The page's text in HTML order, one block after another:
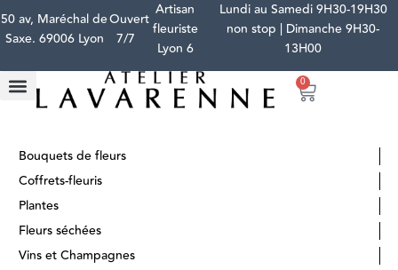
50 av, Maréchal de
Saxe. 69006 Lyon
Ouvert
7/7
Artisan
fleuriste
Lyon 6
Lundi au Samedi 9H30-19H30
non stop | Dimanche 9H30-
13H00
0
Bouquets de fleurs
Coffrets-fleuris
Plantes
Fleurs séchées
Vins et Champagnes